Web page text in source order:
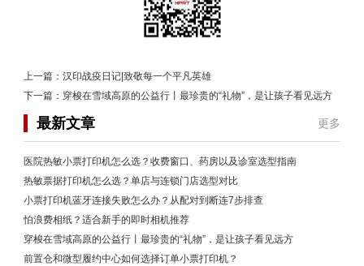
上一篇： 汉印战疫日记|致敬每一个平凡英雄
下一篇： 穿梭在雪域高原的公益行丨最珍贵的“礼物”，是让孩子看见远方
最新文章 更多
医院热敏小票打印机怎么选？收费窗口、药房以及诊室选型指南
热敏票据打印机怎么选？单店与连锁门店选型对比
小票打印机蓝牙连接失败怎么办？从配对到断连7步排查
怕浪费相纸？适合新手的即时相机推荐
穿梭在雪域高原的公益行丨最珍贵的“礼物”，是让孩子看见远方
前置仓和微型履约中心如何选择订单小票打印机？